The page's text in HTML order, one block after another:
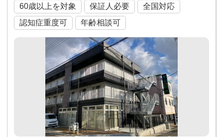
60歳以上を対象
保証人必要
全国対応
認知症重度可
年齢相談可